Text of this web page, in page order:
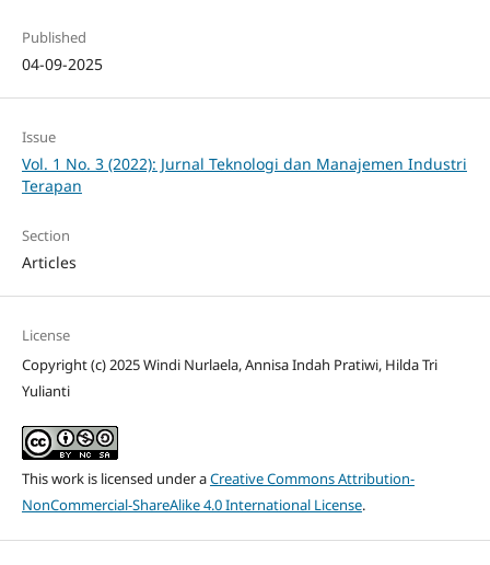
Published
04-09-2025
Issue
Vol. 1 No. 3 (2022): Jurnal Teknologi dan Manajemen Industri
Terapan
Section
Articles
License
Copyright (c) 2025 Windi Nurlaela, Annisa Indah Pratiwi, Hilda Tri
Yulianti
This work is licensed under aCreative Commons Attribution-
NonCommercial-ShareAlike 4.0 International License.